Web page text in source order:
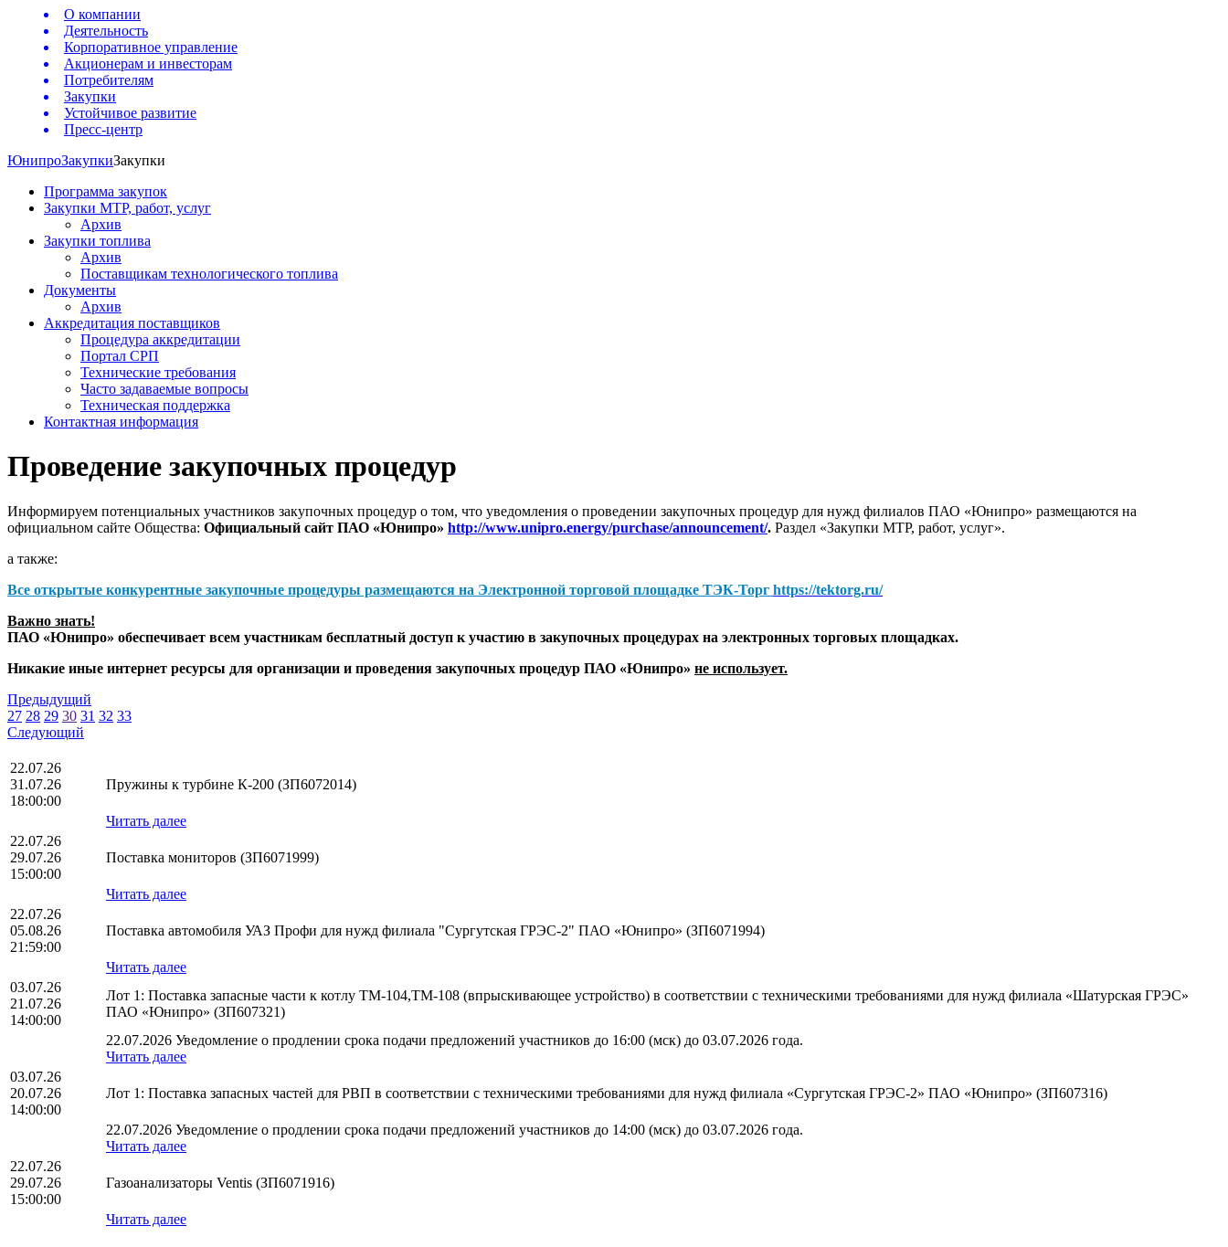
О компании
Деятельность
Корпоративное управление
Акционерам и инвесторам
Потребителям
Закупки
Устойчивое развитие
Пресс-центр
ЮнипроЗакупкиЗакупки
Программа закупок
Закупки МТР, работ, услуг
Архив
Закупки топлива
Архив
Поставщикам технологического топлива
Документы
Архив
Аккредитация поставщиков
Процедура аккредитации
Портал СРП
Технические требования
Часто задаваемые вопросы
Техническая поддержка
Контактная информация
Проведение закупочных процедур
Информируем потенциальных участников закупочных процедур о том, что уведомления о проведении закупочных процедур для нужд филиалов ПАО «Юнипро» размещаются на
официальном сайте Общества: Официальный сайт ПАО «Юнипро» http://www.unipro.energy/purchase/announcement/. Раздел «Закупки МТР, работ, услуг».
а также:
Все открытые конкурентные закупочные процедуры размещаются на Электронной торговой площадке ТЭК-Торг https://tektorg.ru/
Важно знать!
ПАО «Юнипро» обеспечивает всем участникам бесплатный доступ к участию в закупочных процедурах на электронных торговых площадках.
Никакие иные интернет ресурсы для организации и проведения закупочных процедур ПАО «Юнипро» не использует.
Предыдущий
27 28 29 30 31 32 33
Следующий
22.07.26
31.07.26
18:00:00
Пружины к турбине К-200 (ЗП6072014)
Читать далее
22.07.26
29.07.26
15:00:00
Поставка мониторов (ЗП6071999)
Читать далее
22.07.26
05.08.26
21:59:00
Поставка автомобиля УАЗ Профи для нужд филиала "Сургутская ГРЭС-2" ПАО «Юнипро» (ЗП6071994)
Читать далее
03.07.26
21.07.26
14:00:00
Лот 1: Поставка запасные части к котлу ТМ-104,ТМ-108 (впрыскивающее устройство) в соответствии с техническими требованиями для нужд филиала «Шатурская ГРЭС»
ПАО «Юнипро» (ЗП607321)
22.07.2026 Уведомление о продлении срока подачи предложений участников до 16:00 (мск) до 03.07.2026 года.
Читать далее
03.07.26
20.07.26
14:00:00
Лот 1: Поставка запасных частей для РВП в соответствии с техническими требованиями для нужд филиала «Сургутская ГРЭС-2» ПАО «Юнипро» (ЗП607316)
22.07.2026 Уведомление о продлении срока подачи предложений участников до 14:00 (мск) до 03.07.2026 года.
Читать далее
22.07.26
29.07.26
15:00:00
Газоанализаторы Ventis (ЗП6071916)
Читать далее